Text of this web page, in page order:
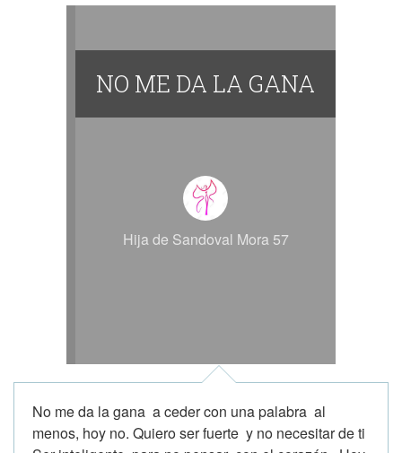
NO ME DA LA GANA
Hija de Sandoval Mora 57
No me da la gana a ceder con una palabra al
menos, hoy no. Quiero ser fuerte y no necesitar de ti